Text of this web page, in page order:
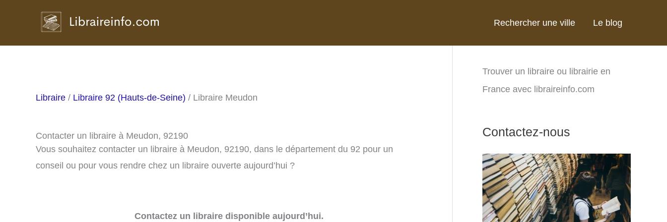
Rechercher une ville Le blog
Libraire / Libraire 92 (Hauts-de-Seine) / Libraire Meudon
Contacter un libraire à Meudon, 92190
Vous souhaitez contacter un libraire à Meudon, 92190, dans le département du 92 pour un
conseil ou pour vous rendre chez un libraire ouverte aujourd’hui ?
Contactez un libraire disponible aujourd’hui.
Trouver un libraire ou librairie en
France avec libraireinfo.com
Contactez-nous